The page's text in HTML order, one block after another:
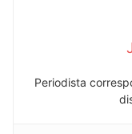
Periodista